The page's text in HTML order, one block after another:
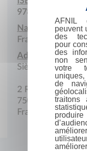
978-2-86665
Nationalité :
France
Adresse :
Siège social
2 Rue Christine
75006 Paris
France
AFNIL
peuvent
des
pour
des
non
votre
de
traitons